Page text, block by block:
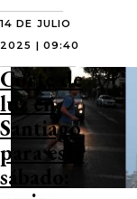
14 DE JULIO
2025 | 09:40
Corte de
luz en
Santiago
para este
sábado: